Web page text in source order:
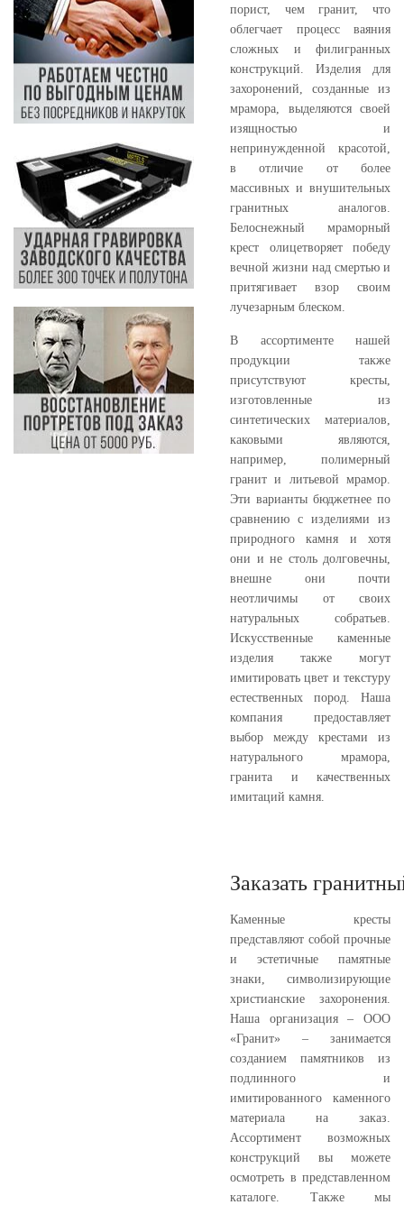
порист, чем гранит, что
облегчает процесс ваяния
сложных и филигранных
конструкций. Изделия для
захоронений, созданные из
мрамора, выделяются своей
изящностью и
непринужденной красотой,
в отличие от более
массивных и внушительных
гранитных аналогов.
Белоснежный мраморный
крест олицетворяет победу
вечной жизни над смертью и
притягивает взор своим
лучезарным блеском.
В ассортименте нашей
продукции также
присутствуют кресты,
изготовленные из
синтетических материалов,
каковыми являются,
например, полимерный
гранит и литьевой мрамор.
Эти варианты бюджетнее по
сравнению с изделиями из
природного камня и хотя
они и не столь долговечны,
внешне они почти
неотличимы от своих
натуральных собратьев.
Искусственные каменные
изделия также могут
имитировать цвет и текстуру
естественных пород. Наша
компания предоставляет
выбор между крестами из
натурального мрамора,
гранита и качественных
имитаций камня.
Заказать
Каменные кресты
представляют собой прочные
и эстетичные памятные
знаки, символизирующие
христианские захоронения.
Наша организация – ООО
«Гранит» – занимается
созданием памятников из
подлинного и
имитированного каменного
материала на заказ.
Ассортимент возможных
конструкций вы можете
осмотреть в представленном
каталоге. Также мы